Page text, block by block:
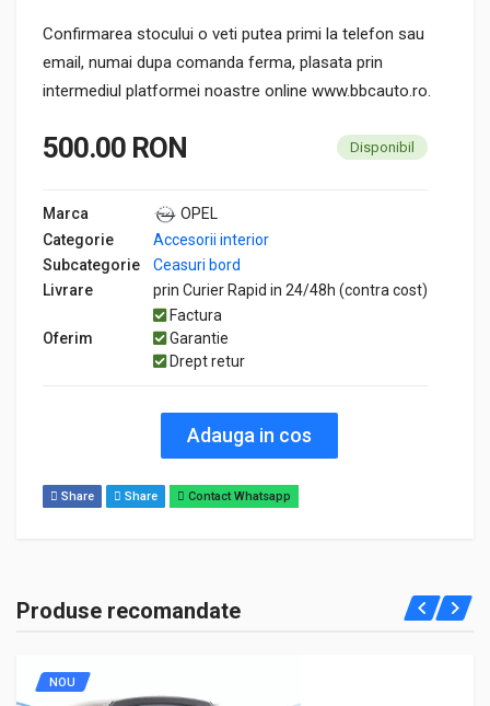
Confirmarea stocului o veti putea primi la telefon sau
email, numai dupa comanda ferma, plasata prin
intermediul platformei noastre online www.bbcauto.ro.
500.00 RON Disponibil
Marca
OPEL
Categorie
Accesorii interior
Subcategorie
Ceasuri bord
Livrare
prin Curier Rapid in 24/48h (contra cost)
Oferim
Factura
Garantie
Drept retur
Adauga in cos
Share Share Contact Whatsapp
Produse recomandate
NOU